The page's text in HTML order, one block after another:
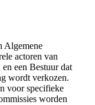
Algemene
actoren van
een Bestuur dat
wordt verkozen.
voor specifieke
worden